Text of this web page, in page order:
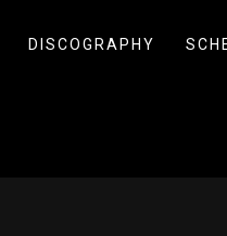
DISCOGRAPHY